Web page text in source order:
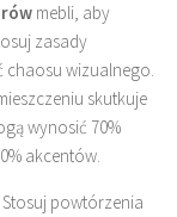
mebli, aby
zasady
chaosu wizualnego.
skutkuje
wynosić 70%
akcentów.
powtórzenia